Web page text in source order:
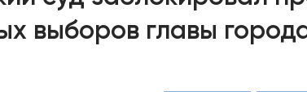
выборов главы